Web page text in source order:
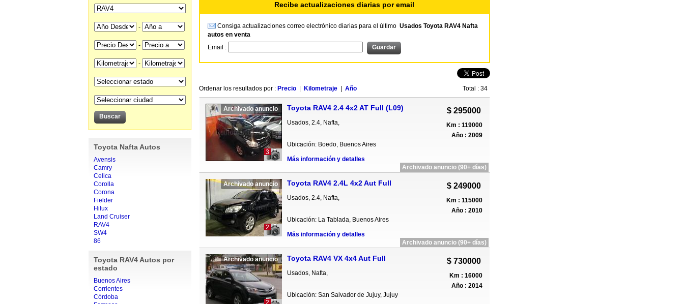
-
-
-
Toyota Nafta Autos
Avensis
Camry
Celica
Corolla
Corona
Fielder
Hilux
Land Cruiser
RAV4
SW4
86
Toyota RAV4 Autos por
estado
Buenos Aires
Corrientes
Córdoba
Recibe actualizaciones diarias por email
Consiga actualizaciones correo electrónico diarias para el último Usados Toyota RAV4 Nafta
autos en venta
Email :
Ordenar los resultados por : Precio| Kilometraje| Año Total : 34
Archivado anuncio
3
Toyota RAV4 2.4 4x2 AT Full (L09)
Usados, 2.4, Nafta,
Ubicación: Boedo, Buenos Aires
Más información y detalles
$ 295000
Km : 119000
Año : 2009
Archivado anuncio (90+ días)
Archivado anuncio
2
Toyota RAV4 2.4L 4x2 Aut Full
Usados, 2.4, Nafta,
Ubicación: La Tablada, Buenos Aires
Más información y detalles
$ 249000
Km : 115000
Año : 2010
Archivado anuncio (90+ días)
Archivado anuncio
2
Toyota RAV4 VX 4x4 Aut Full
Usados, Nafta,
Ubicación: San Salvador de Jujuy, Jujuy
$ 730000
Km : 16000
Año : 2014